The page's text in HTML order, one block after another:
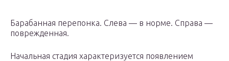
Барабанная перепонка. Слева — в норме. Справа —
поврежденная.
Начальная стадия характеризуется появлением